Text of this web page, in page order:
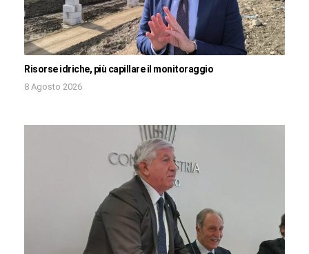
Risorse idriche, più capillare il monitoraggio
8 Agosto 2026